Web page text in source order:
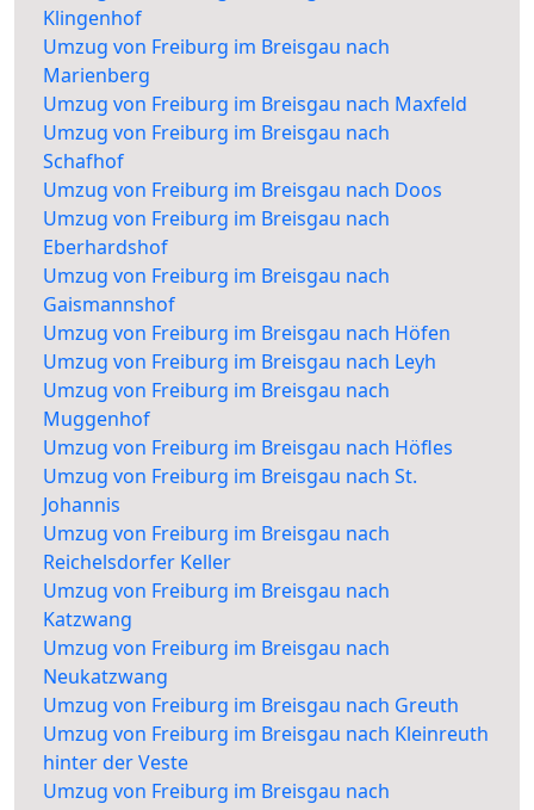
Klingenhof
Umzug von Freiburg im Breisgau nach
Marienberg
Umzug von Freiburg im Breisgau nach Maxfeld
Umzug von Freiburg im Breisgau nach
Schafhof
Umzug von Freiburg im Breisgau nach Doos
Umzug von Freiburg im Breisgau nach
Eberhardshof
Umzug von Freiburg im Breisgau nach
Gaismannshof
Umzug von Freiburg im Breisgau nach Höfen
Umzug von Freiburg im Breisgau nach Leyh
Umzug von Freiburg im Breisgau nach
Muggenhof
Umzug von Freiburg im Breisgau nach Höfles
Umzug von Freiburg im Breisgau nach St.
Johannis
Umzug von Freiburg im Breisgau nach
Reichelsdorfer Keller
Umzug von Freiburg im Breisgau nach
Katzwang
Umzug von Freiburg im Breisgau nach
Neukatzwang
Umzug von Freiburg im Breisgau nach Greuth
Umzug von Freiburg im Breisgau nach Kleinreuth
hinter der Veste
Umzug von Freiburg im Breisgau nach